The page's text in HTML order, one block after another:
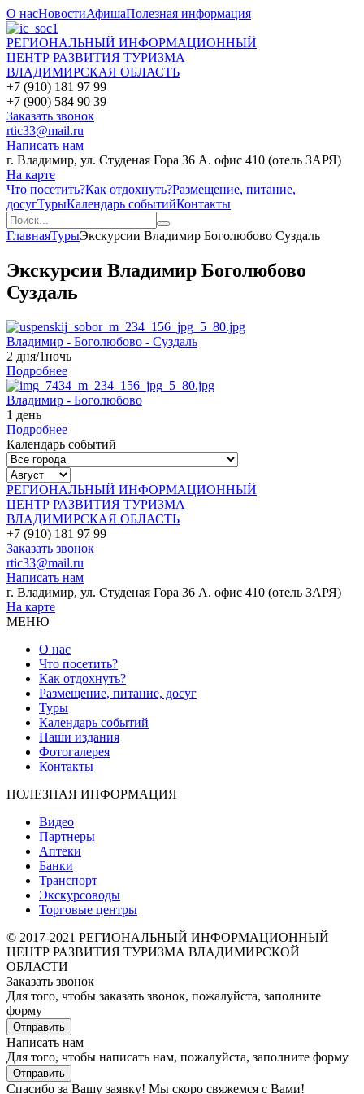
О насНовостиАфишаПолезная информация
РЕГИОНАЛЬНЫЙ ИНФОРМАЦИОННЫЙ
ЦЕНТР РАЗВИТИЯ ТУРИЗМА
ВЛАДИМИРСКАЯ ОБЛАСТЬ
+7 (910) 181 97 99
+7 (900) 584 90 39
Заказать звонок
rtic33@mail.ru
Написать нам
г. Владимир, ул. Студеная Гора 36 А. офис 410 (отель ЗАРЯ)
На карте
Что посетить?Как отдохнуть?Размещение, питание,
досугТурыКалендарь событийКонтакты
ГлавнаяТурыЭкскурсии Владимир Боголюбово Суздаль
Экскурсии Владимир Боголюбово
Суздаль
Владимир - Боголюбово - Суздаль
2 дня/1ночь
Подробнее
Владимир - Боголюбово
1 день
Подробнее
Календарь событий
РЕГИОНАЛЬНЫЙ ИНФОРМАЦИОННЫЙ
ЦЕНТР РАЗВИТИЯ ТУРИЗМА
ВЛАДИМИРСКАЯ ОБЛАСТЬ
+7 (910) 181 97 99
Заказать звонок
rtic33@mail.ru
Написать нам
г. Владимир, ул. Студеная Гора 36 А. офис 410 (отель ЗАРЯ)
На карте
МЕНЮ
О нас
Что посетить?
Как отдохнуть?
Размещение, питание, досуг
Туры
Календарь событий
Наши издания
Фотогалерея
Контакты
ПОЛЕЗНАЯ ИНФОРМАЦИЯ
Видео
Партнеры
Аптеки
Банки
Транспорт
Экскурсоводы
Торговые центры
© 2017-2021 РЕГИОНАЛЬНЫЙ ИНФОРМАЦИОННЫЙ
ЦЕНТР РАЗВИТИЯ ТУРИЗМА ВЛАДИМИРСКОЙ
ОБЛАСТИ
Заказать звонок
Для того, чтобы заказать звонок, пожалуйста, заполните
форму
Отправить
Написать нам
Для того, чтобы написать нам, пожалуйста, заполните форму
Отправить
Спасибо за Вашу заявку! Мы скоро свяжемся с Вами!